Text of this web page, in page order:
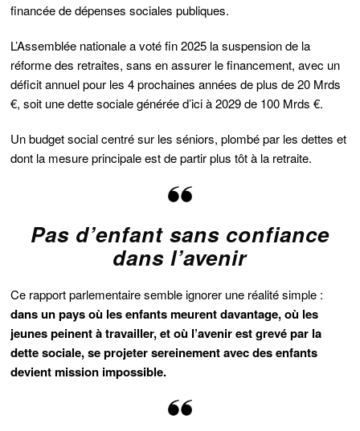
financée de dépenses sociales publiques.
L’Assemblée nationale a voté fin 2025 la suspension de la
réforme des retraites, sans en assurer le financement, avec un
déficit annuel pour les 4 prochaines années de plus de 20 Mrds
€, soit une dette sociale générée d’ici à 2029 de 100 Mrds €.
Un budget social centré sur les séniors, plombé par les dettes et
dont la mesure principale est de partir plus tôt à la retraite.
Pas d’enfant sans confiance
dans l’avenir
Ce rapport parlementaire semble ignorer une réalité simple :
dans un pays où les enfants meurent davantage, où les
jeunes peinent à travailler, et où l’avenir est grevé par la
dette sociale, se projeter sereinement avec des enfants
devient mission impossible.